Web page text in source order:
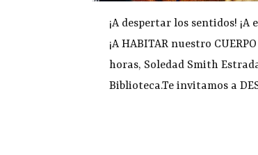
¡A despertar los sentidos!
¡A HABITAR nuestro
horas, Soledad Smith
Biblioteca.Te invitamos a